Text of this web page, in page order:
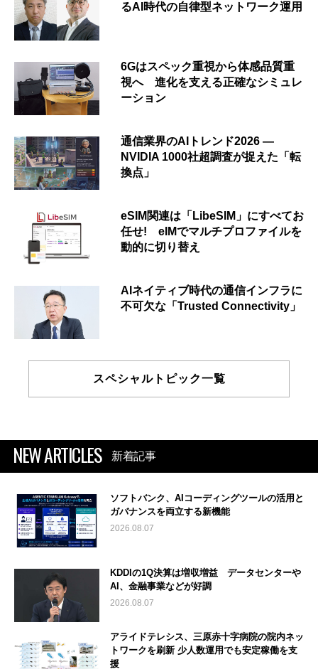
るAI時代の自律型ネットワーク運用
6Gはスペック重視から体感品質重
視へ 進化を支える正確なシミュレ
ーション
通信業界のAIトレンド2026 ―
NVIDIA 1000社超調査が捉えた「転
換点」
eSIM関連は「LibeSIM」にすべてお
任せ! eIMでマルチプロファイルを
動的に切り替え
AIネイティブ時代の通信インフラに
不可欠な「Trusted Connectivity」
スペシャルトピック一覧
NEW ARTICLES 新着記事
ソフトバンク、AIコーディングツールの活用と
ガバナンスを両立する新機能
2026.08.07
KDDIの1Q決算は増収増益 データセンターや
AI、金融事業などが好調
2026.08.07
アライドテレシス、三原赤十字病院の院内ネッ
トワークを刷新 少人数運用でも安定稼働を支
援